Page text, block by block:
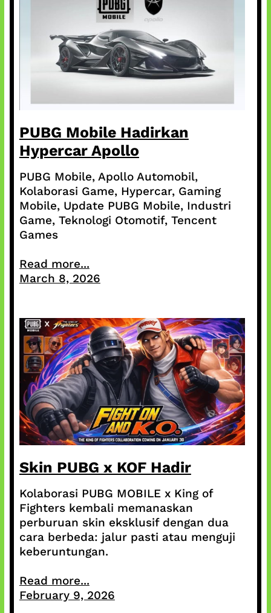
PUBG Mobile Hadirkan
Hypercar Apollo
PUBG Mobile, Apollo Automobil,
Kolaborasi Game, Hypercar, Gaming
Mobile, Update PUBG Mobile, Industri
Game, Teknologi Otomotif, Tencent
Games
Read more...
March 8, 2026
Skin PUBG x KOF Hadir
Kolaborasi PUBG MOBILE x King of
Fighters kembali memanaskan
perburuan skin eksklusif dengan dua
cara berbeda: jalur pasti atau menguji
keberuntungan.
Read more...
February 9, 2026